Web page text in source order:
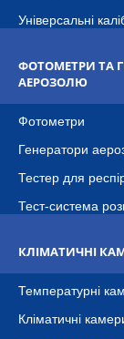
Універсальні
ФОТОМЕТРИ ТА
АЕРОЗОЛЮ
Фотометри
Генератори
Тестер для
Тест-система
КЛІМАТИЧНІ
Температурні
Кліматичні